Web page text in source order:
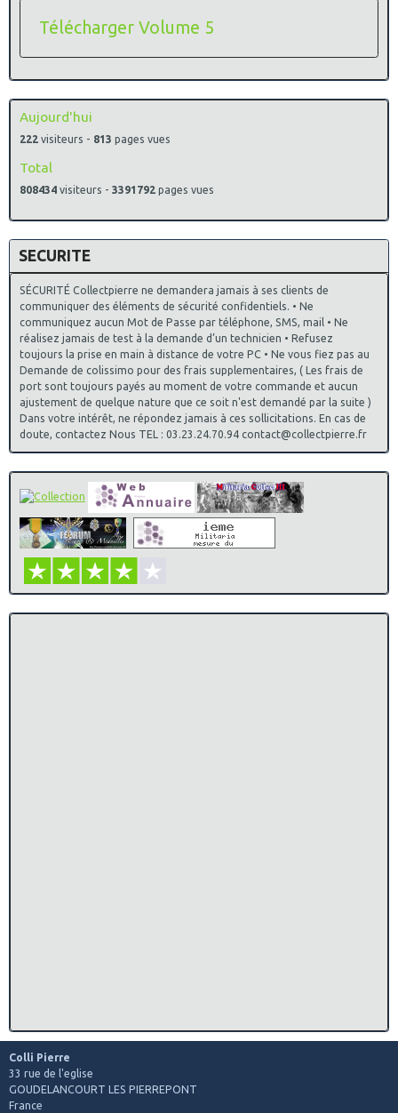
Télécharger Volume 5
Aujourd'hui
222 visiteurs - 813 pages vues
Total
808434 visiteurs - 3391792 pages vues
SECURITE
SÉCURITÉ Collectpierre ne demandera jamais à ses clients de
communiquer des éléments de sécurité confidentiels. • Ne
communiquez aucun Mot de Passe par téléphone, SMS, mail • Ne
réalisez jamais de test à la demande d’un technicien • Refusez
toujours la prise en main à distance de votre PC • Ne vous fiez pas au
Demande de colissimo pour des frais supplementaires, ( Les frais de
port sont toujours payés au moment de votre commande et aucun
ajustement de quelque nature que ce soit n'est demandé par la suite )
Dans votre intérêt, ne répondez jamais à ces sollicitations. En cas de
doute, contactez Nous TEL : 03.23.24.70.94 contact@collectpierre.fr
Colli Pierre
33 rue de l'eglise
GOUDELANCOURT LES PIERREPONT
France